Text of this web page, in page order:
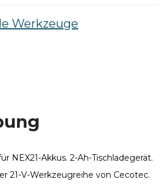
Werkzeuge
NEX21-Akkus. 2-Ah-Tischladegerät.
21-V-Werkzeugreihe von Cecotec.